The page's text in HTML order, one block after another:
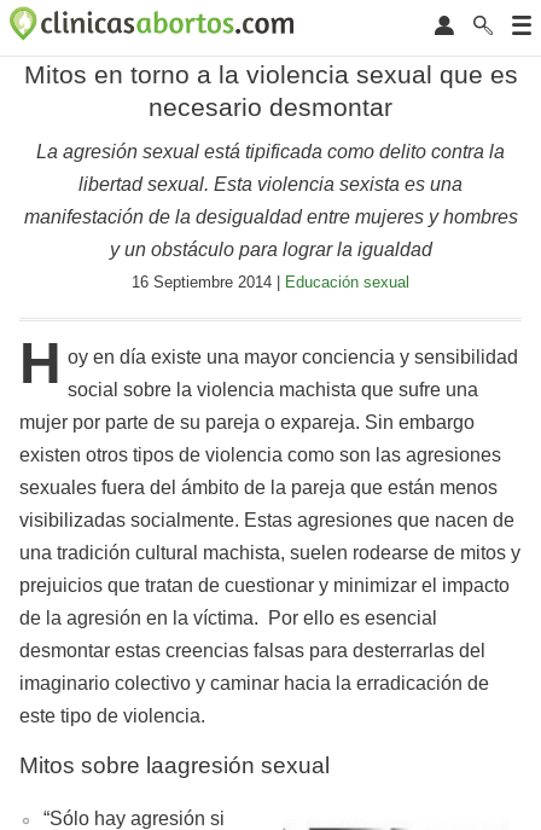
Mitos en torno a la violencia sexual que es
necesario desmontar
La agresión sexual está tipificada como delito contra la
libertad sexual. Esta violencia sexista es una
manifestación de la desigualdad entre mujeres y hombres
y un obstáculo para lograr la igualdad
16 Septiembre 2014 | Educación sexual
H oy en día existe una mayor conciencia y sensibilidad
social sobre la violencia machista que sufre una
mujer por parte de su pareja o expareja. Sin embargo
existen otros tipos de violencia como son las agresiones
sexuales fuera del ámbito de la pareja que están menos
visibilizadas socialmente. Estas agresiones que nacen de
una tradición cultural machista, suelen rodearse de mitos y
prejuicios que tratan de cuestionar y minimizar el impacto
de la agresión en la víctima. Por ello es esencial
desmontar estas creencias falsas para desterrarlas del
imaginario colectivo y caminar hacia la erradicación de
este tipo de violencia.
Mitos sobre laagresión sexual
“Sólo hay agresión si